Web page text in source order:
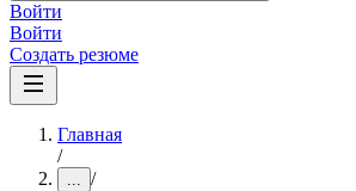
Войти
Войти
Создать резюме
Главная
/
... /